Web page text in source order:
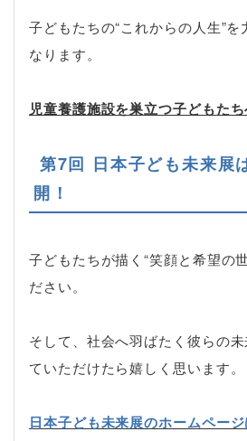
子どもたちの“これからの人生”
なります。
児童養護施設を巣立つ子どもた
第7回 日本子ども未来展
開！
子どもたちが描く“笑顔と希望の
ださい。
そして、社会へ羽ばたく彼らの
ていただけたら嬉しく思います。
日本子ども未来展のホームペー